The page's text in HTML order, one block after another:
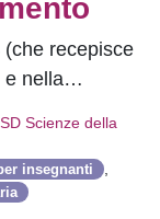
recepisce
e nella…
SD Scienze della
insegnanti